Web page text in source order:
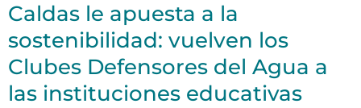
Caldas le apuesta a la
sostenibilidad: vuelven los
Clubes Defensores del Agua a
las instituciones educativas